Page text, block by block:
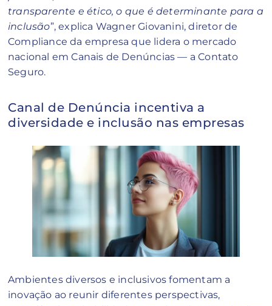
transparente e ético, o que é determinante para a
inclusão”, explica Wagner Giovanini, diretor de
Compliance da empresa que lidera o mercado
nacional em Canais de Denúncias — a Contato
Seguro.
Canal de Denúncia incentiva a
diversidade e inclusão nas empresas
Ambientes diversos e inclusivos fomentam a
inovação ao reunir diferentes perspectivas,